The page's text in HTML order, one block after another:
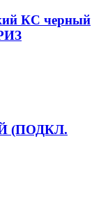
КС черный
(ПОДКЛ.